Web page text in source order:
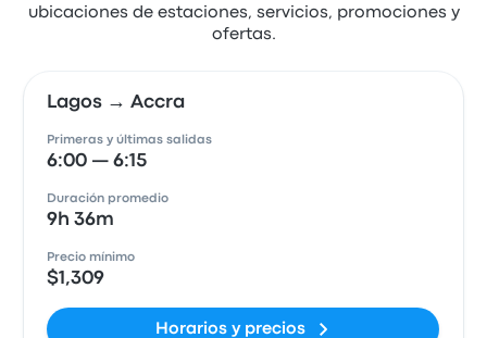
ubicaciones de estaciones, servicios, promociones y
ofertas.
Lagos → Accra
Primeras y últimas salidas
6:00 — 6:15
Duración promedio
9h 36m
Precio mínimo
$1,309
Horarios y precios